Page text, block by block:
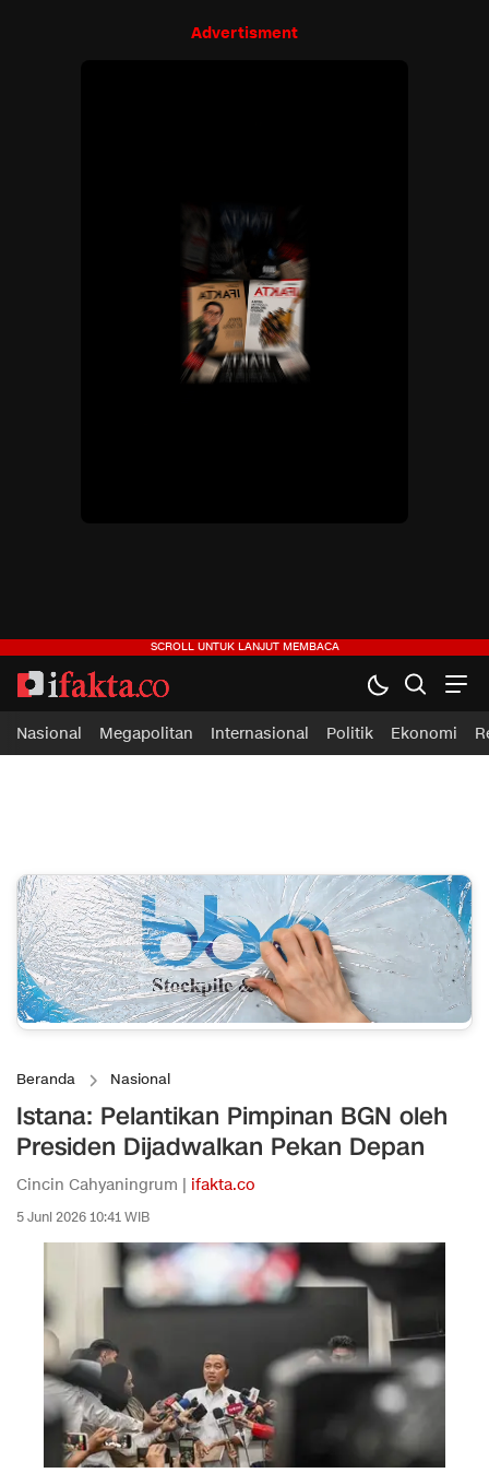
Advertisment
Nasional Megapolitan Internasional Politik Ekonomi
Beranda Nasional
Istana: Pelantikan Pimpinan BGN oleh
Presiden Dijadwalkan Pekan Depan
Cincin Cahyaningrum | ifakta.co
5 Juni 2026 10:41 WIB